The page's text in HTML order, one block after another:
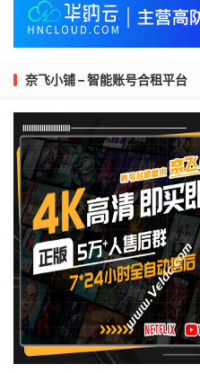
奈飞小铺 – 智能账号合租平台